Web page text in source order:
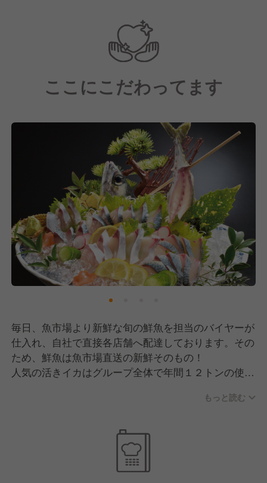
地域社会に貢献する』事に繋がる、そう信じて日々頑
張っております。又、お客様の『よろこび』が私の
『よろこび』と思えるよう日々まごころをもって務め
ここにこだわってます
毎日、魚市場より新鮮な旬の鮮魚を担当のバイヤーが
仕入れ、自社で直接各店舗へ配達しております。その
ため、鮮魚は魚市場直送の新鮮そのもの！
人気の活きイカはグループ全体で年間１２トンの使用
定』の資格などで技術向上に努めています。また、生
もっと読む